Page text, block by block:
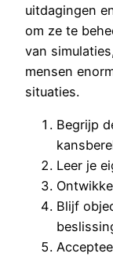
uitdagingen
om ze te
van
mensen
situaties.
Begrijp
Leer je
Blijf